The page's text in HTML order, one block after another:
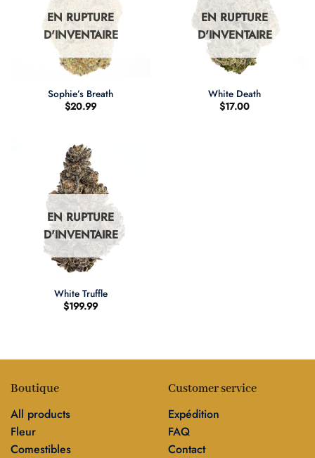
EN RUPTURE
D'INVENTAIRE
Sophie’s Breath
$20.99
EN RUPTURE
D'INVENTAIRE
White Death
$17.00
EN RUPTURE
D'INVENTAIRE
White Truffle
$199.99
Boutique
All products
Fleur
Comestibles
Customer service
Expédition
FAQ
Contact